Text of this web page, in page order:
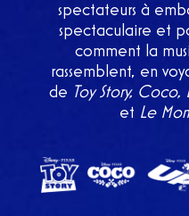
spectateurs à
spectaculaire et
comment la
rassemblent, en
de Toy Story,
et Le